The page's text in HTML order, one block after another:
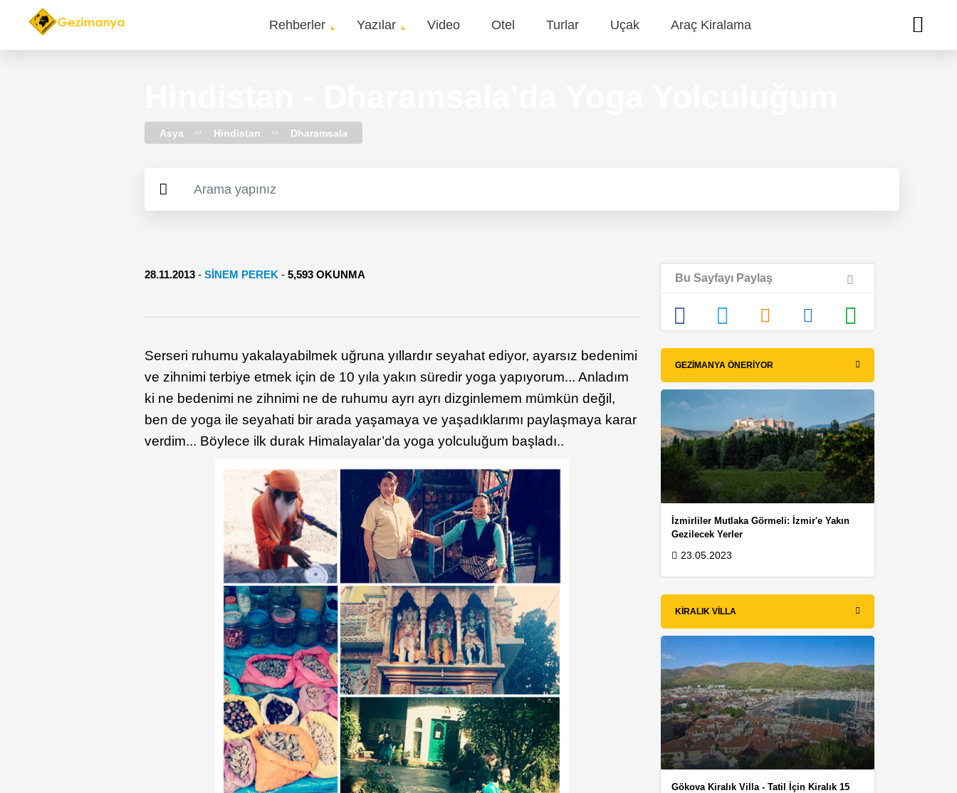
Main
Rehberler Yazılar Video Otel Turlar Uçak Araç Kiralama
Asya Hindistan Dharamsala
28.11.2013 -SİNEM PEREK -5,593 OKUNMA
Serseri ruhumu yakalayabilmek uğruna yıllardır seyahat ediyor, ayarsız bedenimi
ve zihnimi terbiye etmek için de 10 yıla yakın süredir yoga yapıyorum... Anladım
ki ne bedenimi ne zihnimi ne de ruhumu ayrı ayrı dizginlemem mümkün değil,
ben de yoga ile seyahati bir arada yaşamaya ve yaşadıklarımı paylaşmaya karar
verdim... Böylece ilk durak Himalayalar’da yoga yolculuğum başladı..
Bu Sayfayı Paylaş
GEZIMANYA ÖNERIYOR
İzmirliler Mutlaka Görmeli: İzmir'e Yakın
Gezilecek Yerler
23.05.2023
KIRALIK VILLA
Gökova Kiralık Villa - Tatil İçin Kiralık 15